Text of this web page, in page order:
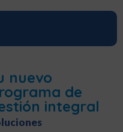
nuevo
de
integral